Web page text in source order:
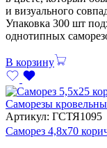
и визуального
Упаковка 300 шт
однотипных
В корзину
Саморезы
Артикул: ГСТЯ1095
Саморез 4,8х70